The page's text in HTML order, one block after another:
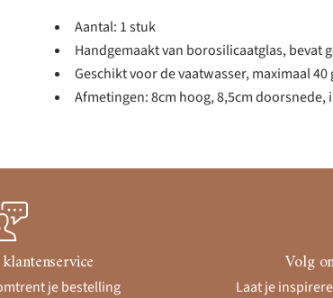
Aantal: 1 stuk
Handgemaakt van borosilicaatglas, bevat
Geschikt voor de vaatwasser, maximaal 40
Afmetingen: 8cm hoog, 8,5cm doorsnede,
je bestelling
Volg
Laat je